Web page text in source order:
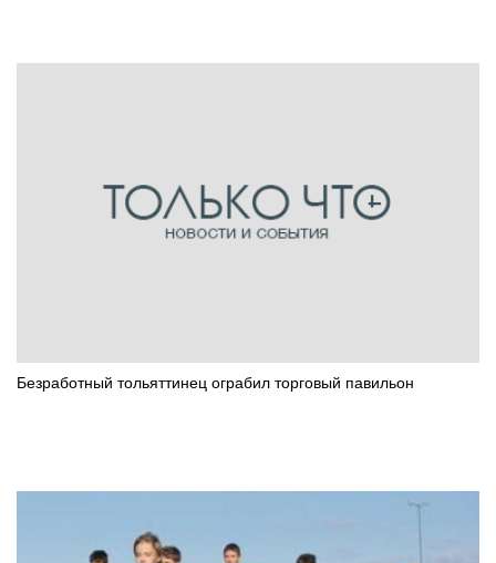
Безработный тольяттинец ограбил торговый павильон